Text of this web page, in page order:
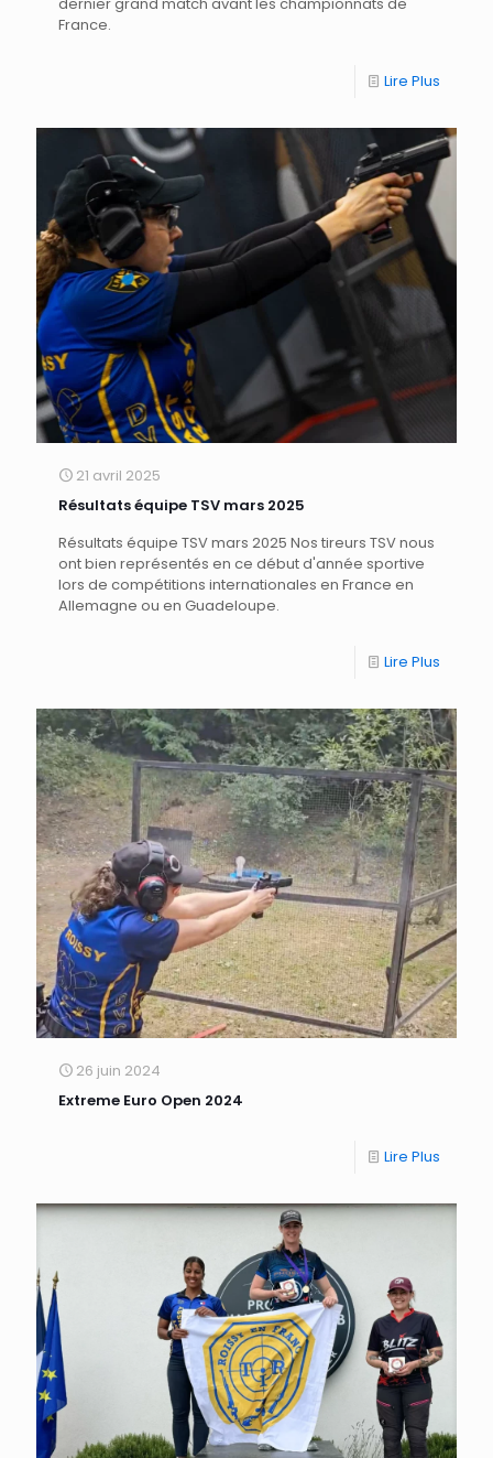
France.
Lire Plus
21 avril 2025
Résultats équipe TSV mars 2025
Résultats équipe TSV mars 2025 Nos tireurs TSV nous
ont bien représentés en ce début d'année sportive
lors de compétitions internationales en France en
Allemagne ou en Guadeloupe.
Lire Plus
26 juin 2024
Extreme Euro Open 2024
Lire Plus